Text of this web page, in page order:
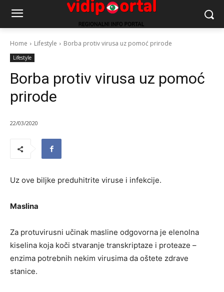
Home Lifestyle Borba protiv virusa uz pomoć prirode
Lifestyle
Borba protiv virusa uz pomoć
prirode
22/03/2020
Uz ove biljke preduhitrite viruse i infekcije.
Maslina
Za protuvirusni učinak masline odgovorna je elenolna
kiselina koja koči stvaranje transkriptaze i proteaze –
enzima potrebnih nekim virusima da oštete zdrave
stanice.